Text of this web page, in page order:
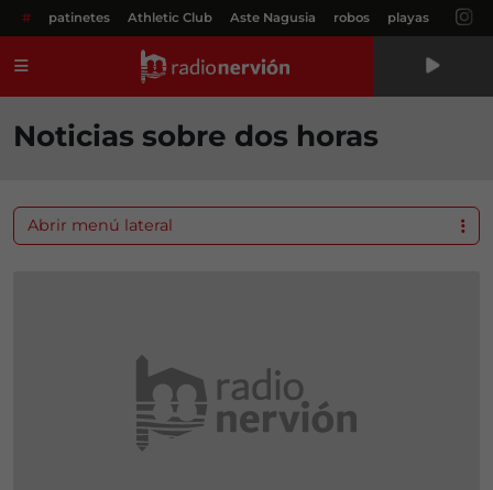
# patinetes Athletic Club Aste Nagusia robos playas
Noticias sobre dos horas
Abrir menú lateral